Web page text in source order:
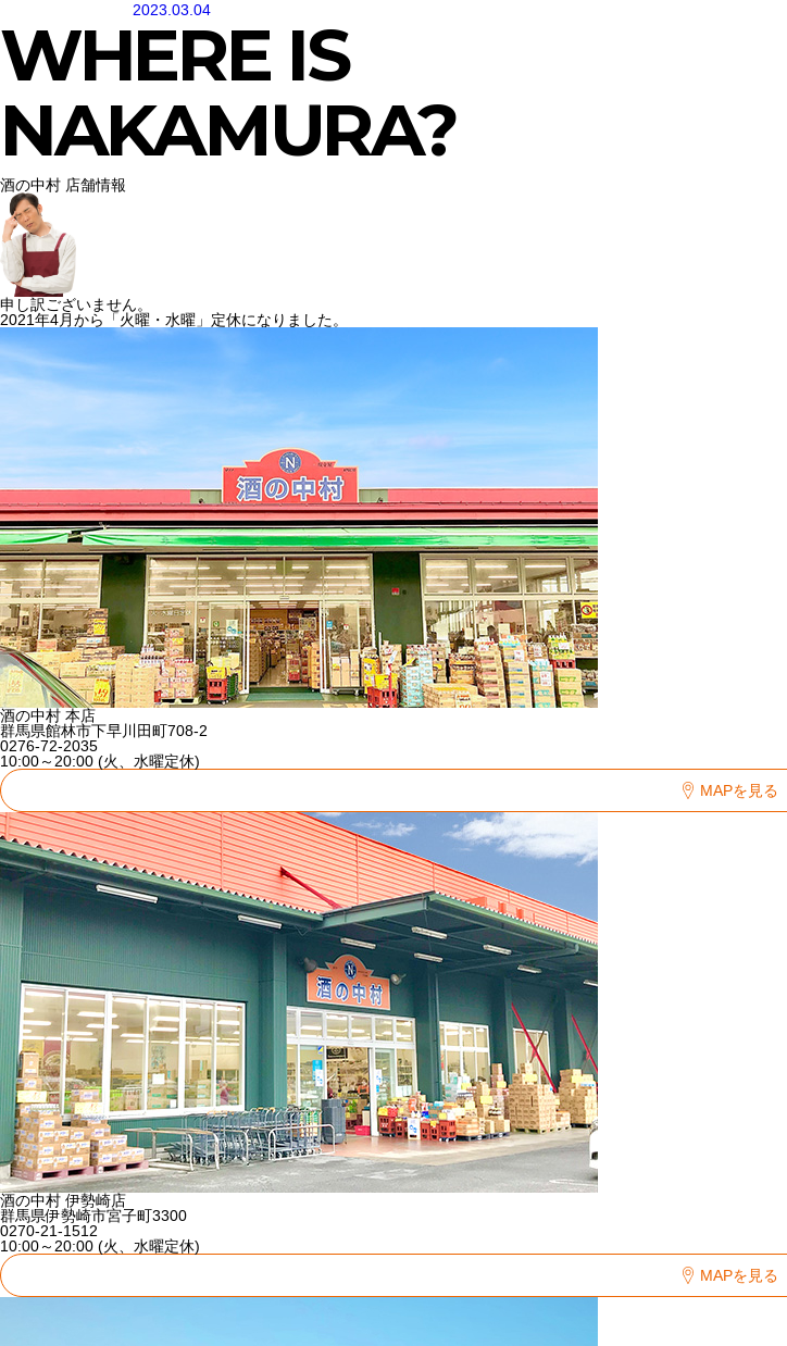
2023.03.04
WHERE IS
NAKAMURA?
酒の中村 店舗情報
申し訳ございません。
2021年4月から「火曜・水曜」定休になりました。
酒の中村 本店
群馬県館林市下早川田町708-2
0276-72-2035
10:00～20:00 (火、水曜定休)
MAPを見る
酒の中村 伊勢崎店
群馬県伊勢崎市宮子町3300
0270-21-1512
10:00～20:00 (火、水曜定休)
MAPを見る